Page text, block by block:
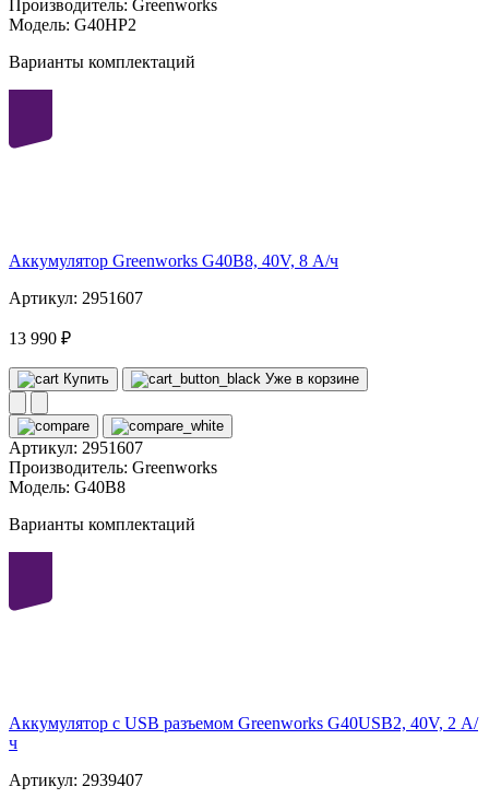
Производитель: Greenworks
Модель: G40HP2
Варианты комплектаций
Аккумулятор Greenworks G40B8, 40V, 8 А/ч
Артикул: 2951607
13 990 ₽
Купить Уже в корзине
Артикул: 2951607
Производитель: Greenworks
Модель: G40B8
Варианты комплектаций
Аккумулятор с USB разъемом Greenworks G40USB2, 40V, 2 А/
ч
Артикул: 2939407